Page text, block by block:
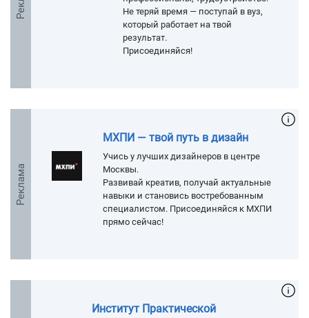
Не теряй время — поступай в вуз,
который работает на твой
результат.
Присоединяйся!
Реклама
МХПИ — твой путь в дизайн
Учись у лучших дизайнеров в центре
Москвы.
Развивай креатив, получай актуальные
навыки и становись востребованным
специалистом. Присоединяйся к МХПИ
прямо сейчас!
Институт Практической